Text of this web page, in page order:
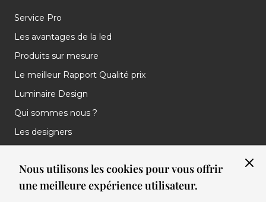
Nous utilisons les cookies pour vous offrir
une meilleure expérience utilisateur.
Service Pro
Les avantages de la led
Produits sur mesure
Le meilleur Rapport Qualité prix
Luminaire Design
Qui sommes nous ?
Les designers
Nos réalisations
Nos Clients